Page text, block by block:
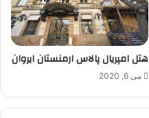
هتل امپریال پالاس ارمنستان ایروان
می 6, 2020